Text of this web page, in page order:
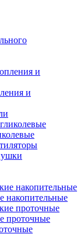
и
накопительные
проточные